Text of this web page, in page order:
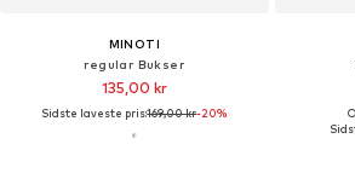
MINOTI
regular Bukser
135,00 kr
Sidste laveste pris:169,00 kr-20%